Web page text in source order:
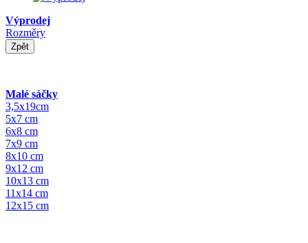
Výprodej
Rozměry
Zpět
Malé sáčky
3,5x19cm
5x7 cm
6x8 cm
7x9 cm
8x10 cm
9x12 cm
10x13 cm
11x14 cm
12x15 cm